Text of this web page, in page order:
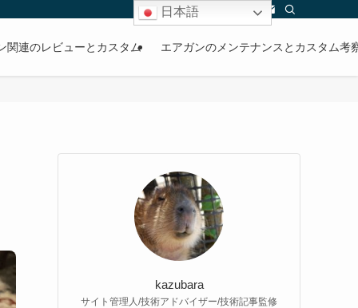
関連のレビューとカスタム エアガンのメンテナンスとカスタム考
kazubara
サイト管理人/技術アドバイザー/技術記事監修
日本語